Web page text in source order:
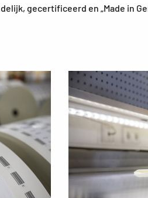
gecertificeerd en „Made in